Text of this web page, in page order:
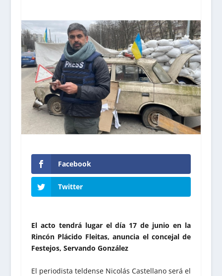
Facebook
Twitter
El acto tendrá lugar el día 17 de junio en la
Rincón Plácido Fleitas, anuncia el concejal de
Festejos, Servando González
El periodista teldense Nicolás Castellano será el